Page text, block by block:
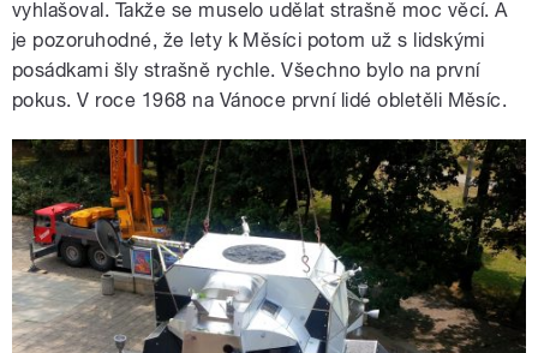
vyhlašoval. Takže se muselo udělat strašně moc věcí. A
je pozoruhodné, že lety k Měsíci potom už s lidskými
posádkami šly strašně rychle. Všechno bylo na první
pokus. V roce 1968 na Vánoce první lidé obletěli Měsíc.